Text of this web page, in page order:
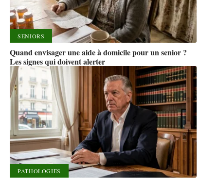
SENIORS
Quand envisager une aide à domicile pour un senior ?
Les signes qui doivent alerter
PATHOLOGIES